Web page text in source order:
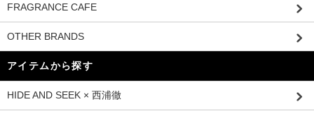
FRAGRANCE CAFE
OTHER BRANDS
アイテムから探す
HIDE AND SEEK × 西浦徹